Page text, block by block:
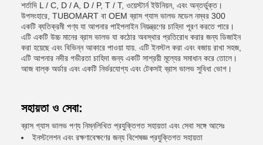
শর্তাদি L / C, D / A, D / P, T / T, ওয়েস্টার্ন ইউনিয়ন, এবং অন্তর্ভুক্ত।
উপসংহারে, TUBOMART বা OEM ব্রাস গ্যাস ভালভ মডেল নম্বর 300
একটি ব্যতিক্রমী পণ্য যা আপনার পাইপলাইন নিয়ন্ত্রণের চাহিদা পূরণ করতে পারে।
এটি একটি উচ্চ মানের ব্রাস ভালভ যা কঠোর অবস্থার প্রতিরোধ করার জন্য ডিজাইন
করা হয়েছে এবং বিভিন্ন আকারে পাওয়া যায়. এটি ইনস্টল করা এবং বজায় রাখা সহজ,
এটি আপনার নদীর গভীরতা চাহিদা জন্য একটি সাশ্রয়ী মূল্যের সমাধান করে তোলে।
আজ বাল্ক অর্ডার এবং একটি নির্ভরযোগ্য এবং টেকসই ব্রাস ভালভ সুবিধা ভোগ।
সহায়তা ও সেবা:
ব্রাস গ্যাস ভালভ পণ্য নিম্নলিখিত প্রযুক্তিগত সহায়তা এবং সেবা সঙ্গে আসেঃ
ইনস্টলেশন এবং রক্ষণাবেক্ষণের জন্য বিশেষজ্ঞ প্রযুক্তিগত সহায়তা